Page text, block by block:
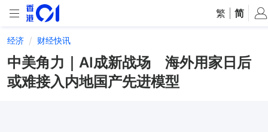
繁 简
经济 财经快讯
中美角力｜AI成新战场 海外用家日后
或难接入内地国产先进模型